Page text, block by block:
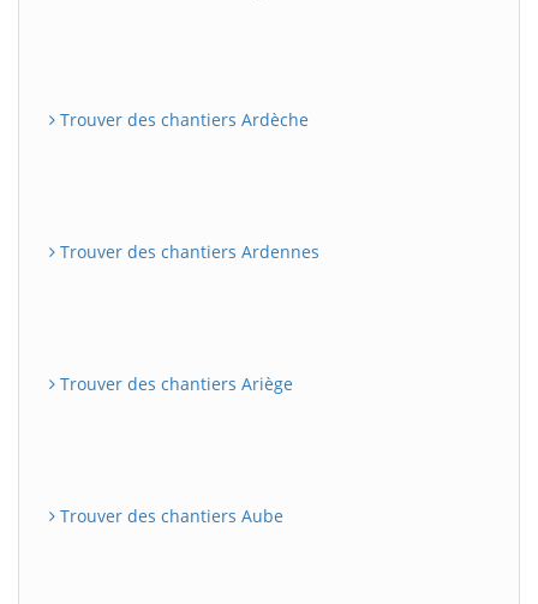
Trouver des chantiers Ardèche
Trouver des chantiers Ardennes
Trouver des chantiers Ariège
Trouver des chantiers Aube